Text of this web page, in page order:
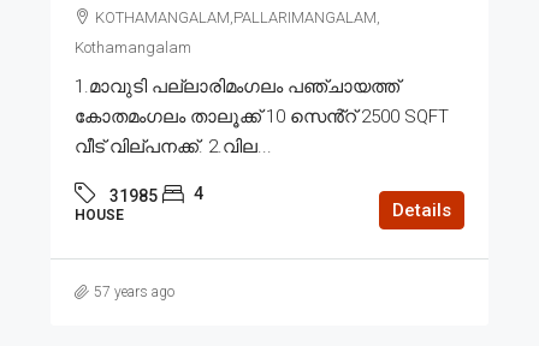
KOTHAMANGALAM,PALLARIMANGALAM,
Kothamangalam
1.മാവുടി പല്ലാരിമംഗലം പഞ്ചായത്ത്
കോതമംഗലം താലൂക്ക് 10 സെൻ്റ് 2500 SQFT
വീട് വില്പനക്ക്. 2.വില...
31985 4
HOUSE Details
57 years ago